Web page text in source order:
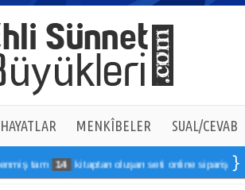
HAYATLAR MENKÎBELER SUAL/CEVAB
14 kitaptan oluşan seti online sipariş verebilirsiniz